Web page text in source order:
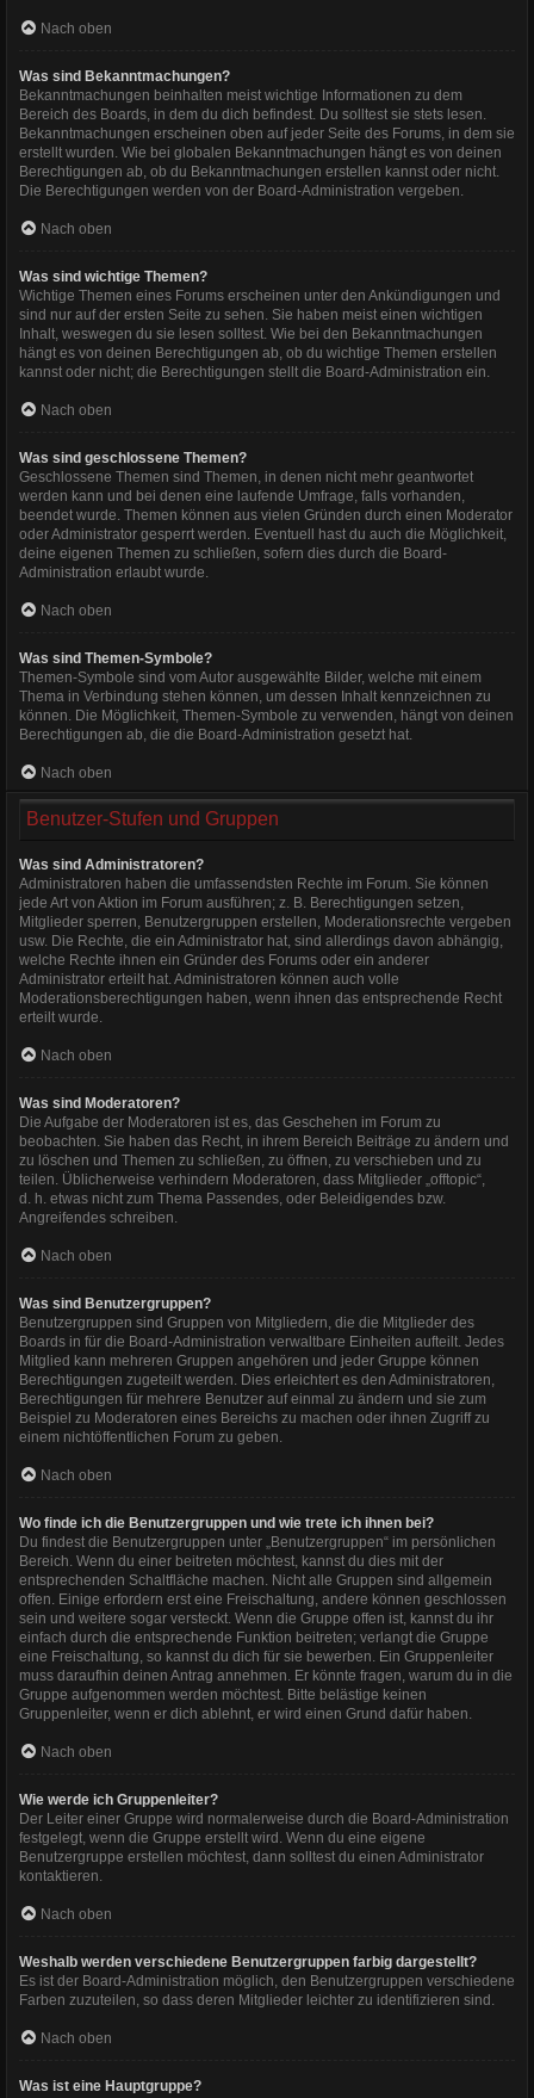
Nach oben
Was sind Bekanntmachungen?
Bekanntmachungen beinhalten meist wichtige Informationen zu dem
Bereich des Boards, in dem du dich befindest. Du solltest sie stets lesen.
Bekanntmachungen erscheinen oben auf jeder Seite des Forums, in dem sie
erstellt wurden. Wie bei globalen Bekanntmachungen hängt es von deinen
Berechtigungen ab, ob du Bekanntmachungen erstellen kannst oder nicht.
Die Berechtigungen werden von der Board-Administration vergeben.
Nach oben
Was sind wichtige Themen?
Wichtige Themen eines Forums erscheinen unter den Ankündigungen und
sind nur auf der ersten Seite zu sehen. Sie haben meist einen wichtigen
Inhalt, weswegen du sie lesen solltest. Wie bei den Bekanntmachungen
hängt es von deinen Berechtigungen ab, ob du wichtige Themen erstellen
kannst oder nicht; die Berechtigungen stellt die Board-Administration ein.
Nach oben
Was sind geschlossene Themen?
Geschlossene Themen sind Themen, in denen nicht mehr geantwortet
werden kann und bei denen eine laufende Umfrage, falls vorhanden,
beendet wurde. Themen können aus vielen Gründen durch einen Moderator
oder Administrator gesperrt werden. Eventuell hast du auch die Möglichkeit,
deine eigenen Themen zu schließen, sofern dies durch die Board-
Administration erlaubt wurde.
Nach oben
Was sind Themen-Symbole?
Themen-Symbole sind vom Autor ausgewählte Bilder, welche mit einem
Thema in Verbindung stehen können, um dessen Inhalt kennzeichnen zu
können. Die Möglichkeit, Themen-Symbole zu verwenden, hängt von deinen
Berechtigungen ab, die die Board-Administration gesetzt hat.
Nach oben
Benutzer-Stufen und Gruppen
Was sind Administratoren?
Administratoren haben die umfassendsten Rechte im Forum. Sie können
jede Art von Aktion im Forum ausführen; z. B. Berechtigungen setzen,
Mitglieder sperren, Benutzergruppen erstellen, Moderationsrechte vergeben
usw. Die Rechte, die ein Administrator hat, sind allerdings davon abhängig,
welche Rechte ihnen ein Gründer des Forums oder ein anderer
Administrator erteilt hat. Administratoren können auch volle
Moderationsberechtigungen haben, wenn ihnen das entsprechende Recht
erteilt wurde.
Nach oben
Was sind Moderatoren?
Die Aufgabe der Moderatoren ist es, das Geschehen im Forum zu
beobachten. Sie haben das Recht, in ihrem Bereich Beiträge zu ändern und
zu löschen und Themen zu schließen, zu öffnen, zu verschieben und zu
teilen. Üblicherweise verhindern Moderatoren, dass Mitglieder „offtopic“,
d. h. etwas nicht zum Thema Passendes, oder Beleidigendes bzw.
Angreifendes schreiben.
Nach oben
Was sind Benutzergruppen?
Benutzergruppen sind Gruppen von Mitgliedern, die die Mitglieder des
Boards in für die Board-Administration verwaltbare Einheiten aufteilt. Jedes
Mitglied kann mehreren Gruppen angehören und jeder Gruppe können
Berechtigungen zugeteilt werden. Dies erleichtert es den Administratoren,
Berechtigungen für mehrere Benutzer auf einmal zu ändern und sie zum
Beispiel zu Moderatoren eines Bereichs zu machen oder ihnen Zugriff zu
einem nichtöffentlichen Forum zu geben.
Nach oben
Wo finde ich die Benutzergruppen und wie trete ich ihnen bei?
Du findest die Benutzergruppen unter „Benutzergruppen“ im persönlichen
Bereich. Wenn du einer beitreten möchtest, kannst du dies mit der
entsprechenden Schaltfläche machen. Nicht alle Gruppen sind allgemein
offen. Einige erfordern erst eine Freischaltung, andere können geschlossen
sein und weitere sogar versteckt. Wenn die Gruppe offen ist, kannst du ihr
einfach durch die entsprechende Funktion beitreten; verlangt die Gruppe
eine Freischaltung, so kannst du dich für sie bewerben. Ein Gruppenleiter
muss daraufhin deinen Antrag annehmen. Er könnte fragen, warum du in die
Gruppe aufgenommen werden möchtest. Bitte belästige keinen
Gruppenleiter, wenn er dich ablehnt, er wird einen Grund dafür haben.
Nach oben
Wie werde ich Gruppenleiter?
Der Leiter einer Gruppe wird normalerweise durch die Board-Administration
festgelegt, wenn die Gruppe erstellt wird. Wenn du eine eigene
Benutzergruppe erstellen möchtest, dann solltest du einen Administrator
kontaktieren.
Nach oben
Weshalb werden verschiedene Benutzergruppen farbig dargestellt?
Es ist der Board-Administration möglich, den Benutzergruppen verschiedene
Farben zuzuteilen, so dass deren Mitglieder leichter zu identifizieren sind.
Nach oben
Was ist eine Hauptgruppe?